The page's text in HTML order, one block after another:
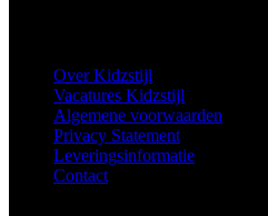
Over Kidzstijl
Vacatures Kidzstijl
Algemene voorwaarden
Privacy Statement
Leveringsinformatie
Contact